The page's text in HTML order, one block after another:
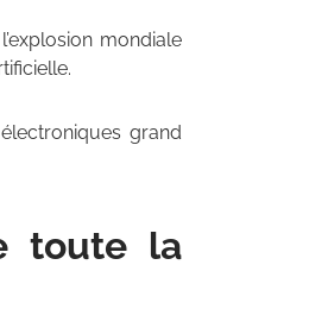
mondiale
grand
toute la